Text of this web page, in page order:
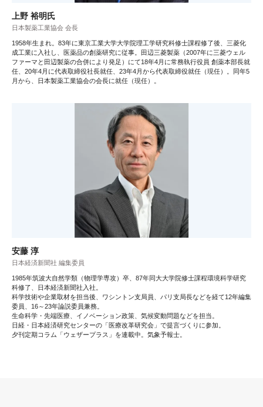
上野 裕明氏
日本製薬工業協会 会長
1958年生まれ。83年に東京工業大学大学院理工学研究科修士課程修了後、三菱化
成工業に入社し、医薬品の創薬研究に従事。田辺三菱製薬（2007年に三菱ウェル
ファーマと田辺製薬の合併により発足）にて18年4月に常務執行役員 創薬本部長就
任、20年4月に代表取締役社長就任、23年4月から代表取締役就任（現任）。同年5
月から、日本製薬工業協会の会長に就任（現任）。
安藤 淳
日本経済新聞社 編集委員
1985年筑波大自然学類（物理学専攻）卒、87年同大大学院修士課程環境科学研究
科修了、日本経済新聞社入社。
科学技術や企業取材を担当後、ワシントン支局員、パリ支局長などを経て12年編集
委員、16～23年論説委員兼務。
生命科学・先端医療、イノベーション政策、気候変動問題などを担当。
日経・日本経済研究センターの「医療改革研究会」で提言づくりに参加。
夕刊定期コラム「ウェザープラス」を連載中。気象予報士。